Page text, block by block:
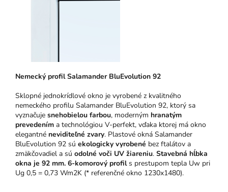
Nemecký profil Salamander BluEvolution 92
Sklopné jednokrídlové okno je vyrobené z kvalitného
nemeckého profilu Salamander BluEvolution 92, ktorý sa
vyznačuje snehobielou farbou, moderným hranatým
prevedením a technológiou V-perfekt, vďaka ktorej má okno
elegantné neviditeľné zvary. Plastové okná Salamander
BluEvolution 92 sú ekologicky vyrobené bez ftalátov a
zmäkčovadiel a sú odolné voči UV žiareniu. Stavebná hĺbka
okna je 92 mm. 6-komorový profils prestupom tepla Uw pri
Ug 0,5 = 0,73 Wm2K (* referenčné okno 1230x1480).